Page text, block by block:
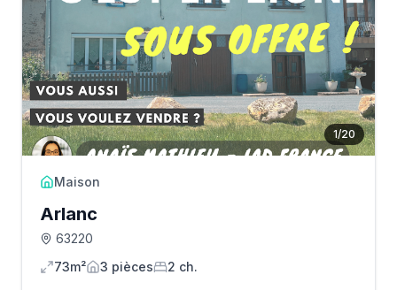
1/20
Maison
Arlanc
63220
73m²
3 pièces 2 ch.